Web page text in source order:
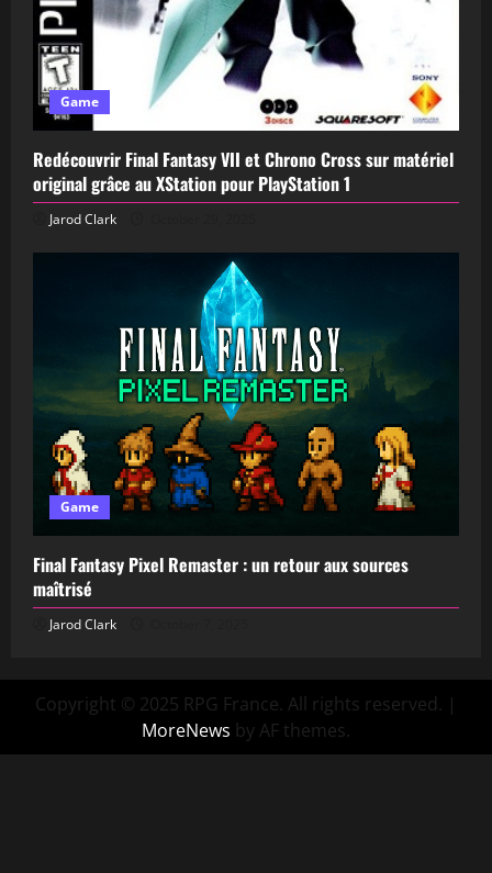
Game
Redécouvrir Final Fantasy VII et Chrono Cross sur matériel
original grâce au XStation pour PlayStation 1
Jarod Clark
Game
Final Fantasy Pixel Remaster : un retour aux sources
maîtrisé
Jarod Clark
Copyright © 2025 RPG France. All rights reserved. |
MoreNews by AF themes.